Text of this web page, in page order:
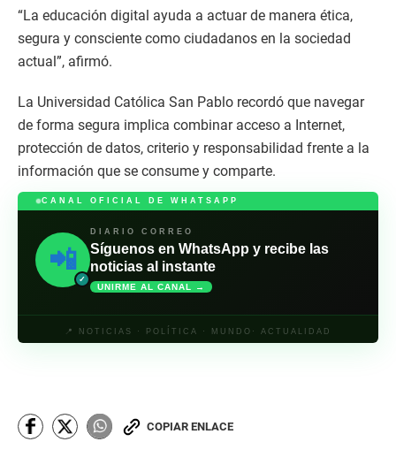
“La educación digital ayuda a actuar de manera ética,
segura y consciente como ciudadanos en la sociedad
actual”, afirmó.
La Universidad Católica San Pablo recordó que navegar
de forma segura implica combinar acceso a Internet,
protección de datos, criterio y responsabilidad frente a la
información que se consume y comparte.
CANAL OFICIAL DE WHATSAPP
📲
✓
DIARIO CORREO
Síguenos en WhatsApp y recibe las
noticias al instante
UNIRME AL CANAL →
📍 NOTICIAS · POLÍTICA · MUNDO· ACTUALIDAD
COPIAR ENLACE